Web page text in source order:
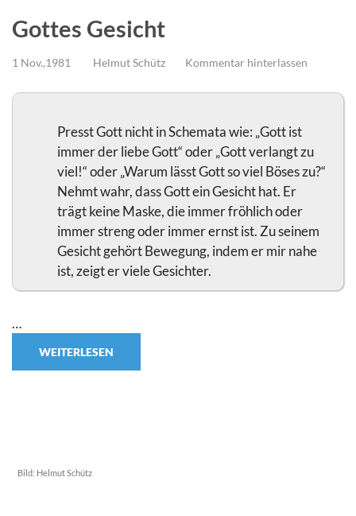
Gottes Gesicht
1 Nov.,1981 Helmut Schütz Kommentar hinterlassen
Presst Gott nicht in Schemata wie: „Gott ist
immer der liebe Gott“ oder „Gott verlangt zu
viel!“ oder „Warum lässt Gott so viel Böses zu?“
Nehmt wahr, dass Gott ein Gesicht hat. Er
trägt keine Maske, die immer fröhlich oder
immer streng oder immer ernst ist. Zu seinem
Gesicht gehört Bewegung, indem er mir nahe
ist, zeigt er viele Gesichter.
…
WEITERLESEN
Bild: Helmut Schütz